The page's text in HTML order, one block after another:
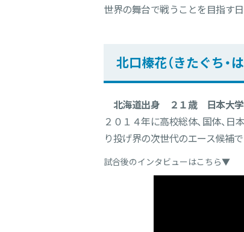
世界の舞台で戦うことを目指す
北口榛花（きたぐち・
北海道出身 ２１歳 日本大
２０１４年に高校総体、国体、
り投げ界の次世代のエース候補で
試合後のインタビューはこちら▼